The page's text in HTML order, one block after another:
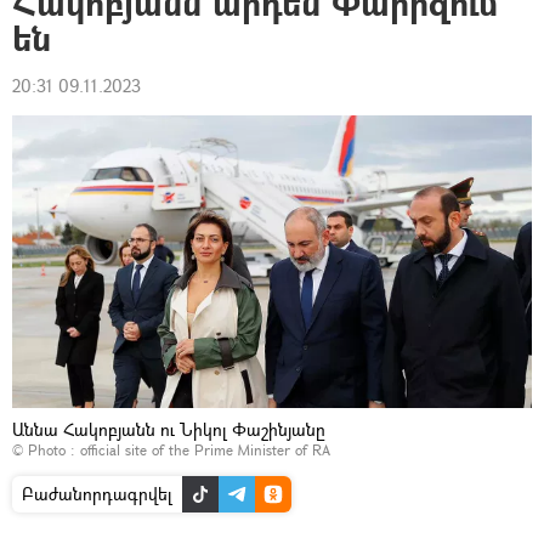
են
20:31 09.11.2023
Աննա Հակոբյանն ու Նիկոլ Փաշինյանը
© Photo : official site of the Prime Minister of RA
Բաժանորդագրվել